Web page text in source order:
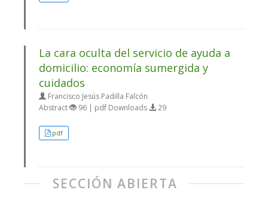
La cara oculta del servicio de ayuda a
domicilio: economía sumergida y
cuidados
Francisco Jesús Padilla Falcón
Abstract
96 | pdf Downloads 29
pdf
SECCIÓN ABIERTA